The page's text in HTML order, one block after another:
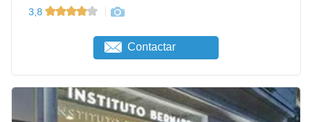
3,8
Contactar